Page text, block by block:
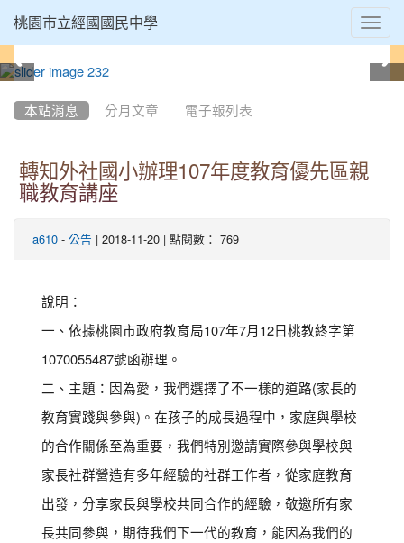
桃園市立經國國民中學
本站消息 分月文章 電子報列表
轉知外社國小辦理107年度教育優先區親
職教育講座
a610 - 公告 | 2018-11-20 | 點閱數： 769
說明：
一、依據桃園市政府教育局107年7月12日桃教終字第
1070055487號函辦理。
二、主題：因為愛，我們選擇了不一樣的道路(家長的
教育實踐與參與)。在孩子的成長過程中，家庭與學校
的合作關係至為重要，我們特別邀請實際參與學校與
家長社群營造有多年經驗的社群工作者，從家庭教育
出發，分享家長與學校共同合作的經驗，敬邀所有家
長共同參與，期待我們下一代的教育，能因為我們的